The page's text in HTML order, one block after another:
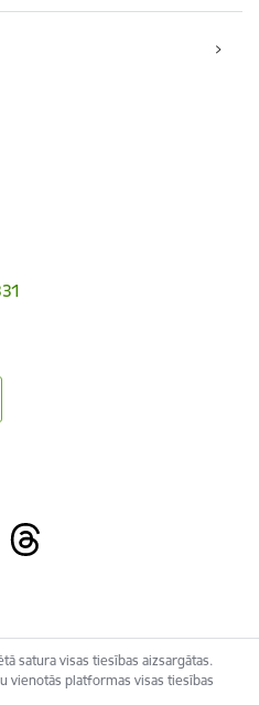
satura visas tiesības aizsargātas.
vienotās platformas visas tiesības